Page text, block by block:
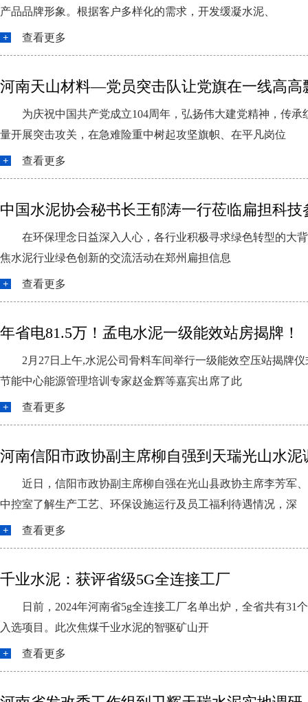
产品品牌形象。根据客户多样化的需求，开发缓凝水泥、
查看更多
河南天山材料—党员突击队让党旗在一线高高
为庆祝中国共产党成立104周年，弘扬伟大建党精神，传
量开展突击攻关，在急难险重中树起攻坚旗帜、在平凡岗位
查看更多
中国水泥协会秘书长王郁涛一行莅临扁担科技
在环保理念日益深入人心，各行业积极寻求绿色转型的大
焦水泥行业绿色创新的交流活动在郑州扁担信息
查看更多
年省电81.5万！孟电水泥一级能效站房揭牌！
2月27日上午,水泥公司骨料车间举行一级能效空压站揭牌
节能中心能源管理培训专家赵金辉等嘉宾出席了此
查看更多
河南信阳市政协副主席柳自强到天瑞光山水泥
近日，信阳市政协副主席柳自强在光山县政协主席李芳军
中控室了解生产工艺、环保设施运行及员工福利待遇情况，深
查看更多
千业水泥：获评省级5G全连接工厂
日前，2024年河南省5g全连接工厂名单出炉，全省共有
入选项目。此次焦煤千业水泥的智驱矿山开
查看更多